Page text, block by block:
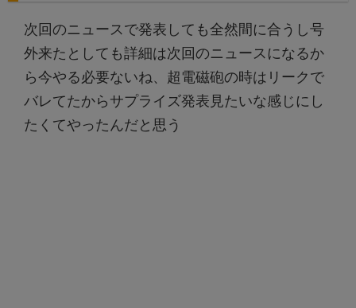
次回のニュースで発表しても全然間に合うし号
外来たとしても詳細は次回のニュースになるか
ら今やる必要ないね、超電磁砲の時はリークで
バレてたからサプライズ発表見たいな感じにし
たくてやったんだと思う